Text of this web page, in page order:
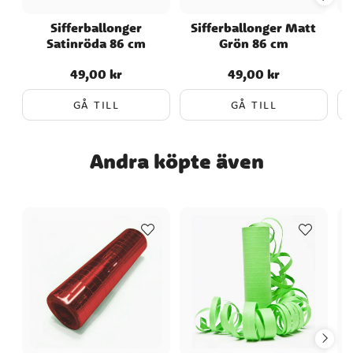
varje tillfälle speciellt och minnesvärt.
Sifferballonger
Satinröda 86 cm
Pris:49,00 kr
49,00 kr
GÅ TILL
Sifferballonger Matt
Grön 86 cm
Pris:49,00 kr
49,00 kr
GÅ TILL
Andra köpte även